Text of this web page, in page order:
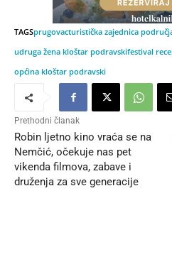
TAGSprugovacturistička zajednica
udruga žena kloštar podravskifestival
općina kloštar podravski
Prethodni članak
Robin ljetno kino vraća se na
Nemčić, očekuje nas pet
vikenda filmova, zabave i
druženja za sve generacije